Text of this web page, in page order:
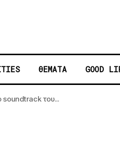
ΘΕΜΑΤΑ GOOD
του...